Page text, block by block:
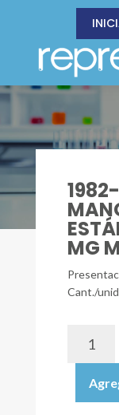
MG
Cant./